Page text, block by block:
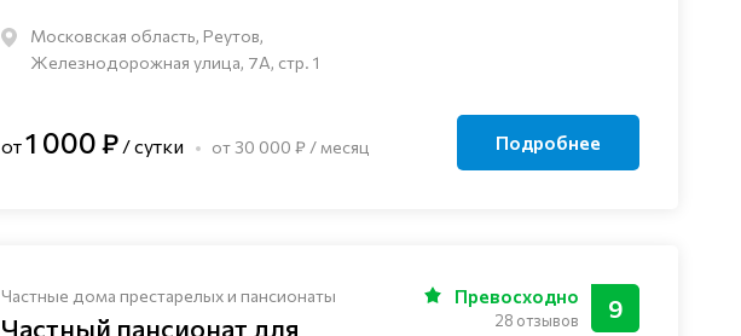
Московская область, Реутов,
Железнодорожная улица, 7А, стр. 1
от1 000 ₽ / сутки от 30 000 ₽ / месяц Подробнее
Частные дома престарелых и пансионаты
Частный пансионат для
9
Превосходно
28 отзывов